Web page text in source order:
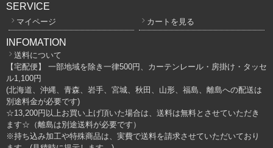
SERVICE
マイページ カートを見る
INFOMATION
送料について
【宅配便】 一部地域を除き一律500円、カーテンレール・房掛け・タッセ
ル1,100円
(北海道、沖縄、青森、岩手、宮城、秋田、山形、福島、離島への配送は
別途料金が必要です)
☆13,200円以上お買い上げ頂いた場合は、送料は無料とさせていただき
ます☆（離島は別途送料が必要です）
※持ち込み加工や特殊商品は、実費で送料を請求させていただいており